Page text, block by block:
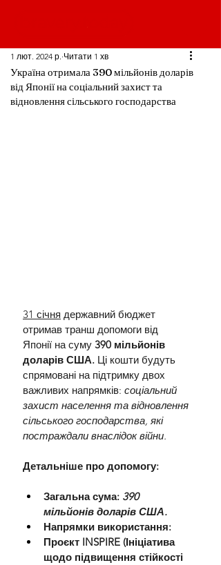
Україна отримала 390 мільйонів доларів
від Японії на соціальний захист та
відновлення сільського господарства
1 лют. 2024 р. Читати 1 хв
31 січня державний бюджет
отримав транш допомоги від
Японії на суму 390 мільйонів
доларів США. Ці кошти будуть
спрямовані на підтримку двох
важливих напрямків: соціальний
захист населення та відновлення
сільського господарства, які
постраждали внаслідок війни.
Детальніше про допомогу:
Загальна сума: 390
мільйонів доларів США.
Напрямки використання:
Проєкт INSPIRE (Ініціатива
щодо підвищення стійкості